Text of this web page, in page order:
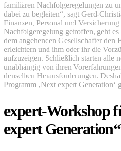
familiären Nachfolgeregelungen zu
dabei zu begleiten“, sagt Gerd-
Finanzen, Personal und Versicherung
Nachfolgeregelung getroffen, geht es
dem angehenden Gesellschafter den
erleichtern und ihm oder ihr die
aufzuzeigen. Schließlich starten alle
unabhängig von ihren
denselben Herausforderungen.
Programm ‚Next expert Generation‘
expert-Workshop
expert